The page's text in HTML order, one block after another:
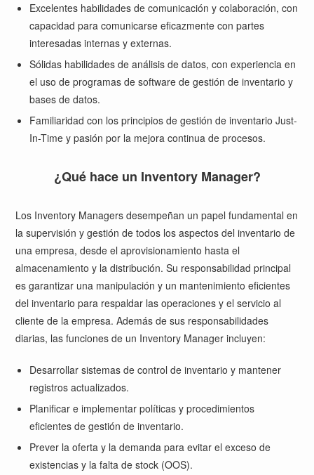
Excelentes habilidades de comunicación y colaboración, con
capacidad para comunicarse eficazmente con partes
interesadas internas y externas.
Sólidas habilidades de análisis de datos, con experiencia en
el uso de programas de software de gestión de inventario y
bases de datos.
Familiaridad con los principios de gestión de inventario Just-
In-Time y pasión por la mejora continua de procesos.
¿Qué hace un Inventory Manager?
Los Inventory Managers desempeñan un papel fundamental en
la supervisión y gestión de todos los aspectos del inventario de
una empresa, desde el aprovisionamiento hasta el
almacenamiento y la distribución. Su responsabilidad principal
es garantizar una manipulación y un mantenimiento eficientes
del inventario para respaldar las operaciones y el servicio al
cliente de la empresa. Además de sus responsabilidades
diarias, las funciones de un Inventory Manager incluyen:
Desarrollar sistemas de control de inventario y mantener
registros actualizados.
Planificar e implementar políticas y procedimientos
eficientes de gestión de inventario.
Prever la oferta y la demanda para evitar el exceso de
existencias y la falta de stock (OOS).